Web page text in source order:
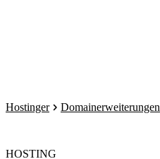
Hostinger Domainerweiterungen
HOSTING